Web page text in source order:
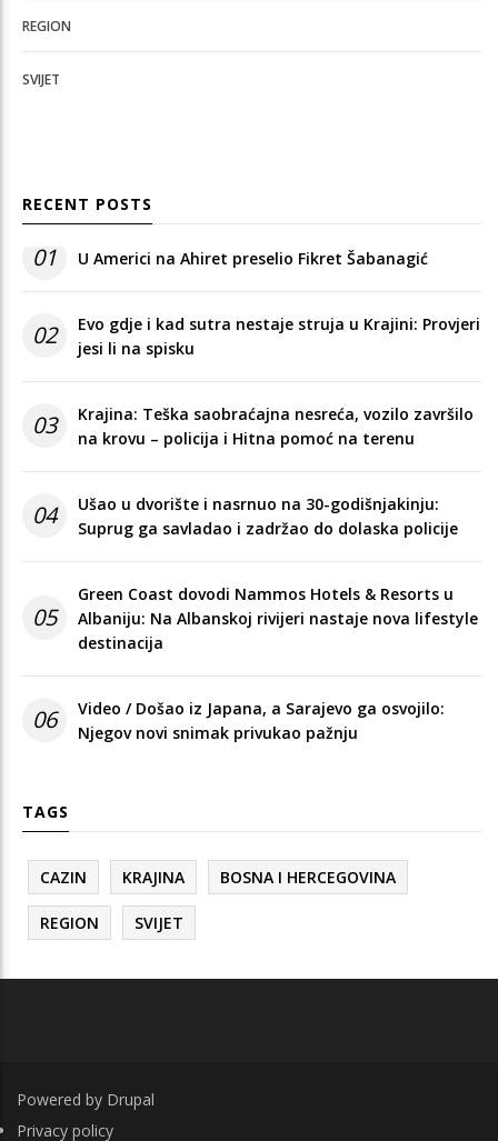
REGION
SVIJET
RECENT POSTS
01 U Americi na Ahiret preselio Fikret Šabanagić
02
Evo gdje i kad sutra nestaje struja u Krajini: Provjeri
jesi li na spisku
03
Krajina: Teška saobraćajna nesreća, vozilo završilo
na krovu – policija i Hitna pomoć na terenu
04
Ušao u dvorište i nasrnuo na 30-godišnjakinju:
Suprug ga savladao i zadržao do dolaska policije
05
Green Coast dovodi Nammos Hotels & Resorts u
Albaniju: Na Albanskoj rivijeri nastaje nova lifestyle
destinacija
06
Video / Došao iz Japana, a Sarajevo ga osvojilo:
Njegov novi snimak privukao pažnju
TAGS
CAZIN KRAJINA BOSNA I HERCEGOVINA
REGION SVIJET
Powered by Drupal
FOOTER
Privacy policy